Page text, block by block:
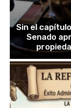
Sin el
Senado